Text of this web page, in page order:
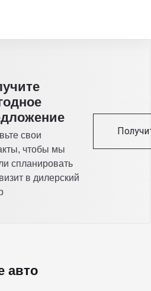
свои
чтобы мы
спланировать
в дилерский
авто